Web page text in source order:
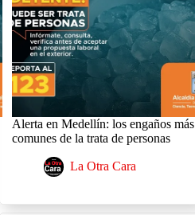
Alerta en Medellín: los engaños más
comunes de la trata de personas
La Otra Cara